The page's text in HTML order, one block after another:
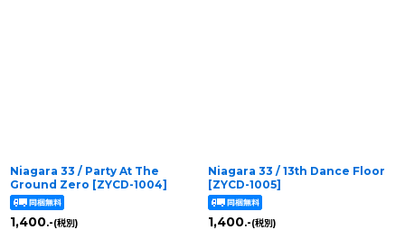
Niagara 33 / Party At The
Ground Zero [ZYCD-1004]
1,400.-(税別)
Niagara 33 / 13th Dance Floor
[ZYCD-1005]
1,400.-(税別)